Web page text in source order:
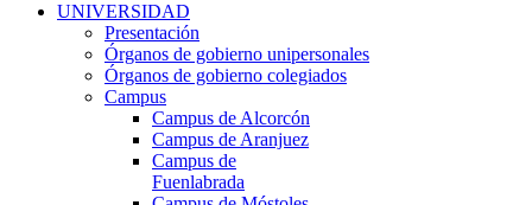
UNIVERSIDAD
Presentación
Órganos de gobierno unipersonales
Órganos de gobierno colegiados
Campus
Campus de Alcorcón
Campus de Aranjuez
Campus de
Fuenlabrada